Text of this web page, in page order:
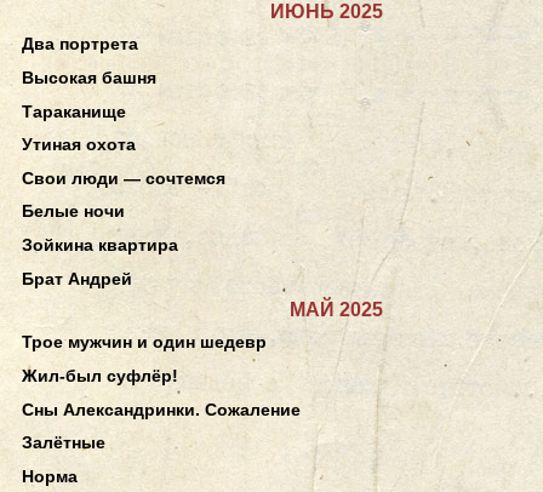
ИЮНЬ 2025
Два портрета
Высокая башня
Тараканище
Утиная охота
Свои люди — сочтемся
Белые ночи
Зойкина квартира
Брат Андрей
МАЙ 2025
Трое мужчин и один шедевр
Жил-был суфлёр!
Сны Александринки. Сожаление
Залётные
Норма